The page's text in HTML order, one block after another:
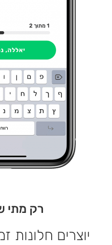
רק מתי
יוצרים חלונות